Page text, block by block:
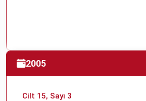
2005
Cilt 15, Sayı 3